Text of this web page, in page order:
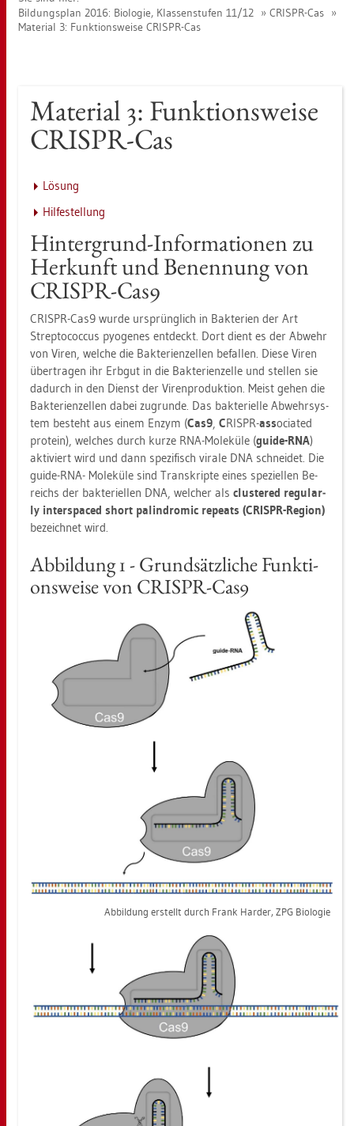
Bil­dungs­plan 2016: Bio­lo­gie, Klas­sen­stu­fen 11/12
CRIS­PR-Cas
Ma­te­ri­al 3: Funk­ti­ons­wei­se CRIS­PR-Cas
Ma­te­ri­al 3: Funk­ti­ons­wei­se
CRIS­PR-Cas
Lö­sung
Hil­fe­stel­lung
Hin­ter­grund-In­for­ma­tio­nen zu
Her­kunft und Be­nen­nung von
CRIS­PR-Cas9
CRIS­PR-Cas9 wurde ur­sprüng­lich in Bak­te­ri­en der Art
Strep­to­coc­cus pyo­ge­nes ent­deckt. Dort dient es der Ab­wehr
von Viren, wel­che die Bak­te­ri­en­zel­len be­fal­len. Diese Viren
über­tra­gen ihr Erb­gut in die Bak­te­ri­en­zel­le und stel­len sie
da­durch in den Dienst der Vi­ren­pro­duk­ti­on. Meist gehen die
Bak­te­ri­en­zel­len dabei zu­grun­de. Das bak­te­ri­el­le Ab­wehr­sys­
tem be­steht aus einem Enzym (Cas9, CRISPR-associa­ted
pro­te­in), wel­ches durch kurze RNA-Mo­le­kü­le (guide-RNA)
ak­ti­viert wird und dann spe­zi­fisch vi­ra­le DNA schnei­det. Die
guide-RNA- Mo­le­kü­le sind Tran­skrip­te eines spe­zi­el­len Be­
reichs der bak­te­ri­el­len DNA, wel­cher als clus­te­red re­gu­lar­
ly in­ter­spaced short pa­lin­dro­mic re­peats (CRIS­PR-Re­gi­on)
be­zeich­net wird.
Ab­bil­dung 1 - Grund­sätz­li­che Funk­ti­
ons­wei­se von CRIS­PR-Cas9
Ab­bil­dung er­stellt durch Frank Har­der, ZPG Bio­lo­gie